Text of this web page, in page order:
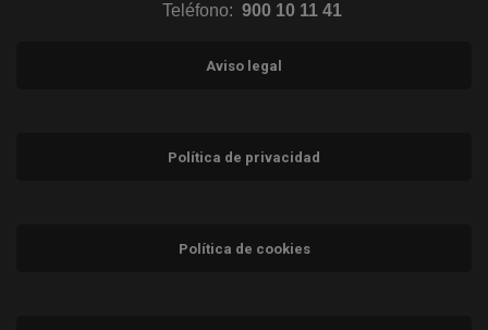
Teléfono: 900 10 11 41
Aviso legal
Política de privacidad
Política de cookies